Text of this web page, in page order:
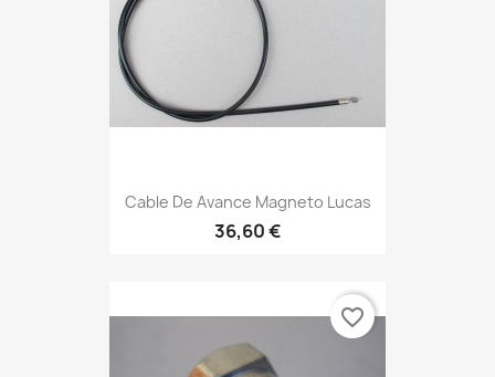
Cable De Avance Magneto Lucas
36,60 €
favorite_border